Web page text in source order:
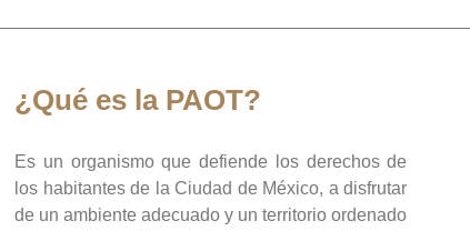
¿Qué es la PAOT?
Es un organismo que defiende los derechos de
los habitantes de la Ciudad de México, a disfrutar
de un ambiente adecuado y un territorio ordenado